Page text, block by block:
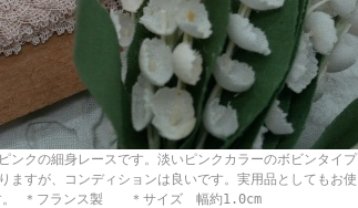
ンクの細身レースです。淡いピンクカラーのボビンタイプ
すが、コンディションは良いです。実用品としてもお使
す。 ＊フランス製 ＊サイズ 幅約1.0cm